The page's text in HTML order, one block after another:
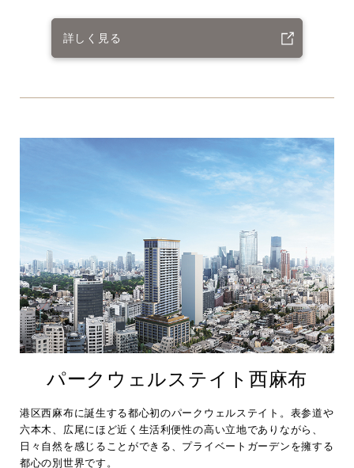
詳しく見る
パークウェルステイト西麻布
港区西麻布に誕生する都心初のパークウェルステイト。表参道や
六本木、広尾にほど近く生活利便性の高い立地でありながら、
日々自然を感じることができる、プライベートガーデンを擁する
都心の別世界です。